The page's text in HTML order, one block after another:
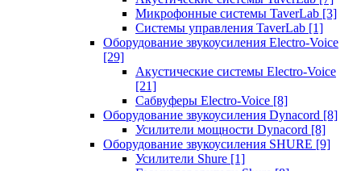
Микрофонные системы TaverLab [3]
Системы управления TaverLab [1]
Оборудование звукоусиления Electro-Voice
[29]
Акустические системы Electro-Voice
[21]
Сабвуферы Electro-Voice [8]
Оборудование звукоусиления Dynacord [8]
Усилители мощности Dynacord [8]
Оборудование звукоусиления SHURE [9]
Усилители Shure [1]